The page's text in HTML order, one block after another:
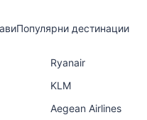
Популярни дестинации
Ryanair
KLM
Aegean Airlines